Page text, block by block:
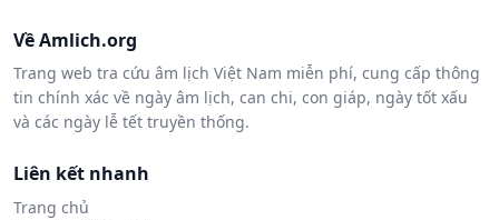
Về Amlich.org
Trang web tra cứu âm lịch Việt Nam miễn phí, cung cấp thông
tin chính xác về ngày âm lịch, can chi, con giáp, ngày tốt xấu
và các ngày lễ tết truyền thống.
Liên kết nhanh
Trang chủ